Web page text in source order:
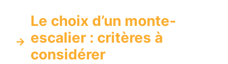
Le choix d’un monte-
escalier : critères à
considérer